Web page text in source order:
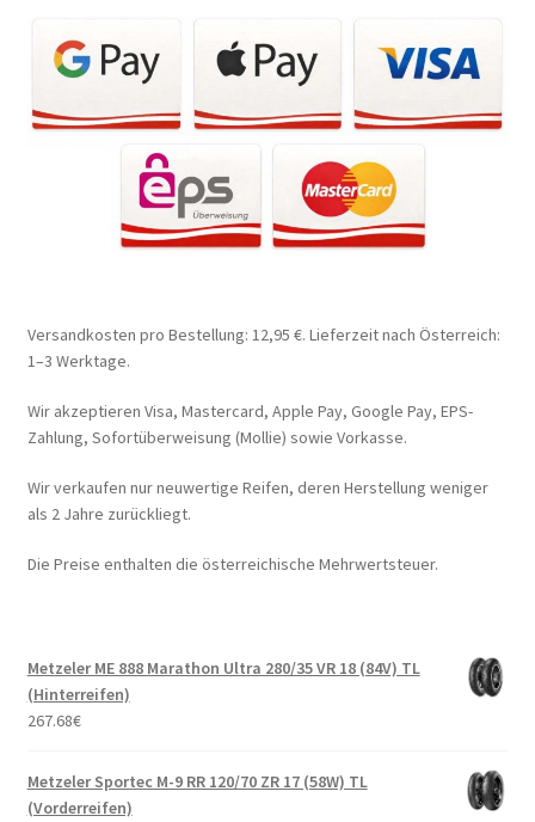
Versandkosten pro Bestellung: 12,95 €. Lieferzeit nach Österreich:
1–3 Werktage.
Wir akzeptieren Visa, Mastercard, Apple Pay, Google Pay, EPS-
Zahlung, Sofortüberweisung (Mollie) sowie Vorkasse.
Wir verkaufen nur neuwertige Reifen, deren Herstellung weniger
als 2 Jahre zurückliegt.
Die Preise enthalten die österreichische Mehrwertsteuer.
Metzeler ME 888 Marathon Ultra 280/35 VR 18 (84V) TL
(Hinterreifen)
267.68€
Metzeler Sportec M-9 RR 120/70 ZR 17 (58W) TL
(Vorderreifen)